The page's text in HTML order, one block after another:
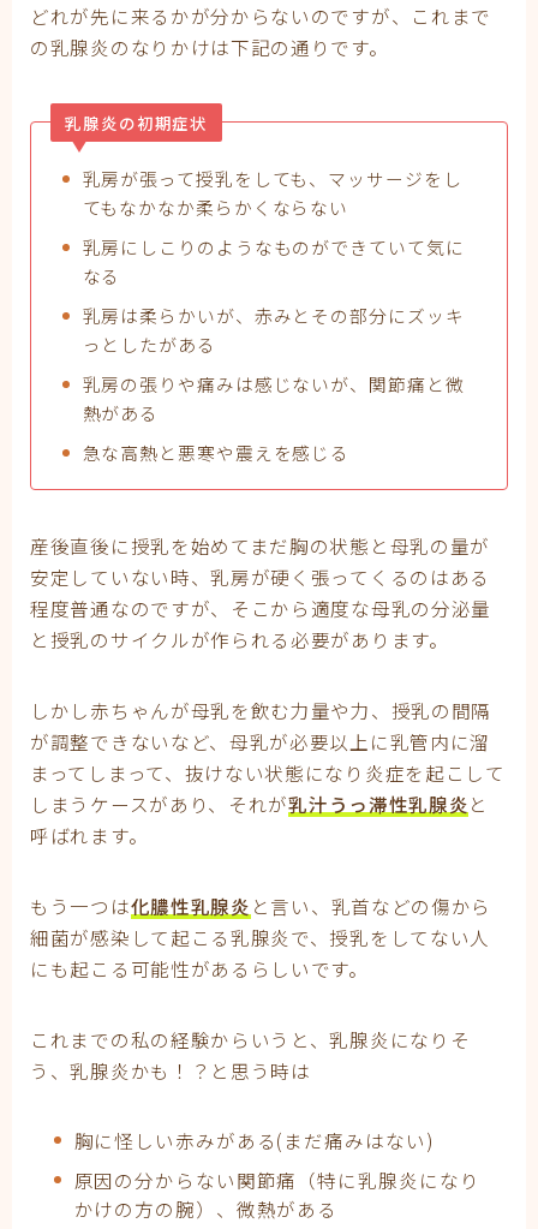
どれが先に来るかが分からないのですが、これまで
の乳腺炎のなりかけは下記の通りです。
乳腺炎の初期症状
乳房が張って授乳をしても、マッサージをし
てもなかなか柔らかくならない
乳房にしこりのようなものができていて気に
なる
乳房は柔らかいが、赤みとその部分にズッキ
っとしたがある
乳房の張りや痛みは感じないが、関節痛と微
熱がある
急な高熱と悪寒や震えを感じる
産後直後に授乳を始めてまだ胸の状態と母乳の量が
安定していない時、乳房が硬く張ってくるのはある
程度普通なのですが、そこから適度な母乳の分泌量
と授乳のサイクルが作られる必要があります。
しかし赤ちゃんが母乳を飲む力量や力、授乳の間隔
が調整できないなど、母乳が必要以上に乳管内に溜
まってしまって、抜けない状態になり炎症を起こして
しまうケースがあり、それが乳汁うっ滞性乳腺炎と
呼ばれます。
もう一つは化膿性乳腺炎 と言い、乳首などの傷から
細菌が感染して起こる乳腺炎で、授乳をしてない人
にも起こる可能性があるらしいです。
これまでの私の経験からいうと、乳腺炎になりそ
う、乳腺炎かも！？と思う時は
胸に怪しい赤みがある(まだ痛みはない)
原因の分からない関節痛（特に乳腺炎になり
かけの方の腕）、微熱がある